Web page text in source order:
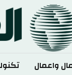
تكنولوجيا